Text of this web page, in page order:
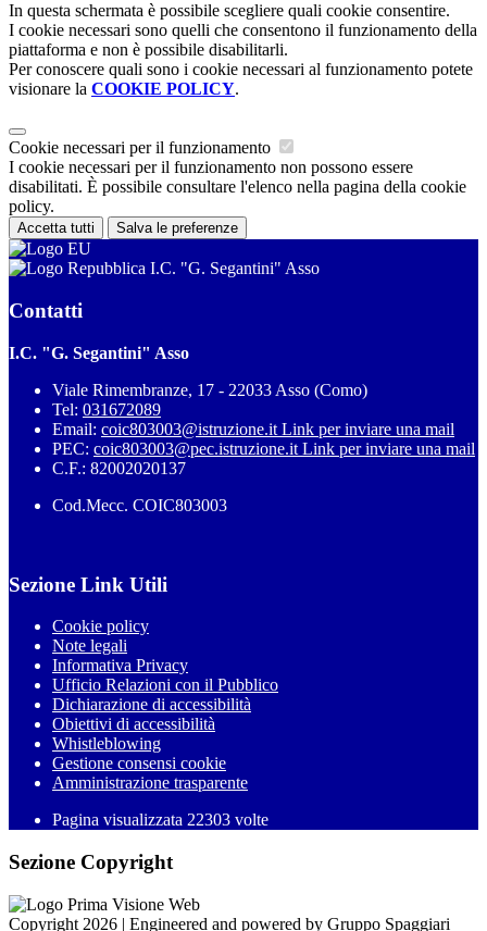
In questa schermata è possibile scegliere quali cookie consentire.
I cookie necessari sono quelli che consentono il funzionamento della
piattaforma e non è possibile disabilitarli.
Per conoscere quali sono i cookie necessari al funzionamento potete
visionare la COOKIE POLICY.
Cookie necessari per il funzionamento
I cookie necessari per il funzionamento non possono essere
disabilitati. È possibile consultare l'elenco nella pagina della cookie
policy.
Accetta tutti Salva le preferenze
I.C. "G. Segantini" Asso
Contatti
I.C. "G. Segantini" Asso
Viale Rimembranze, 17 - 22033 Asso (Como)
Tel: 031672089
Email: coic803003@istruzione.it Link per inviare una mail
PEC: coic803003@pec.istruzione.it Link per inviare una mail
C.F.: 82002020137
Cod.Mecc. COIC803003
Sezione Link Utili
Cookie policy
Note legali
Informativa Privacy
Ufficio Relazioni con il Pubblico
Dichiarazione di accessibilità
Obiettivi di accessibilità
Whistleblowing
Gestione consensi cookie
Amministrazione trasparente
Pagina visualizzata 22303 volte
Sezione Copyright
Copyright 2026 | Engineered and powered by Gruppo Spaggiari